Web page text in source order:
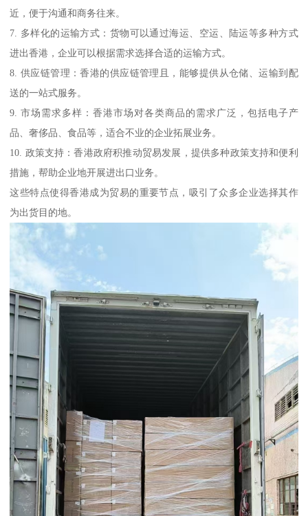
近，便于沟通和商务往来。
7. 多样化的运输方式：货物可以通过海运、空运、陆运等多种方式
进出香港，企业可以根据需求选择合适的运输方式。
8. 供应链管理：香港的供应链管理且，能够提供从仓储、运输到配
送的一站式服务。
9. 市场需求多样：香港市场对各类商品的需求广泛，包括电子产
品、奢侈品、食品等，适合不业的企业拓展业务。
10. 政策支持：香港政府积推动贸易发展，提供多种政策支持和便利
措施，帮助企业地开展进出口业务。
这些特点使得香港成为贸易的重要节点，吸引了众多企业选择其作
为出货目的地。